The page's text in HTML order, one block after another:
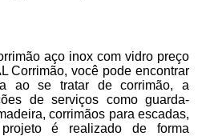
aço inox com vidro preço
Corrimão, você pode encontrar
ao se tratar de corrimão, a
de serviços como guarda-
corrimãos para escadas,
é realizado de forma